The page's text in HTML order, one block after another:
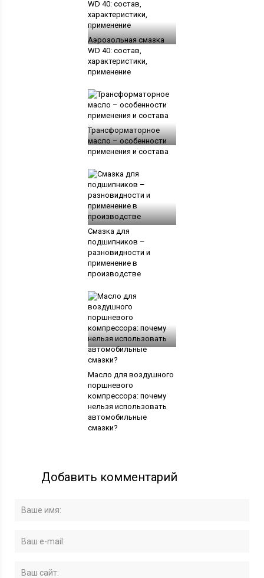
Аэрозольная смазка
WD 40: состав,
характеристики,
применение
Трансформаторное
масло – особенности
применения и состава
Смазка для
подшипников –
разновидности и
применение в
производстве
Масло для воздушного
поршневого
компрессора: почему
нельзя использовать
автомобильные
смазки?
Добавить комментарий